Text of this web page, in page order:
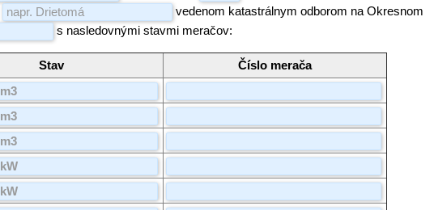
vedenom katastrálnym odborom na Okresnom
s nasledovnými stavmi meračov:
Stav
Číslo merača